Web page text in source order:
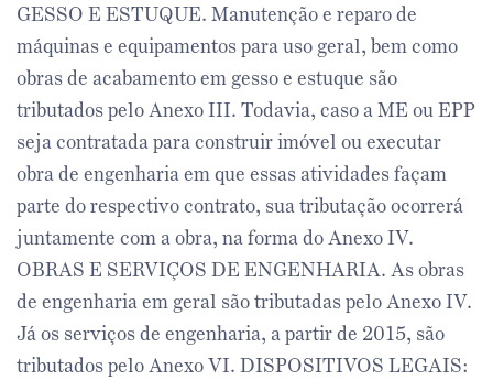
GESSO E ESTUQUE. Manutenção e reparo de
máquinas e equipamentos para uso geral, bem como
obras de acabamento em gesso e estuque são
tributados pelo Anexo III. Todavia, caso a ME ou EPP
seja contratada para construir imóvel ou executar
obra de engenharia em que essas atividades façam
parte do respectivo contrato, sua tributação ocorrerá
juntamente com a obra, na forma do Anexo IV.
OBRAS E SERVIÇOS DE ENGENHARIA. As obras
de engenharia em geral são tributadas pelo Anexo IV.
Já os serviços de engenharia, a partir de 2015, são
tributados pelo Anexo VI. DISPOSITIVOS LEGAIS: